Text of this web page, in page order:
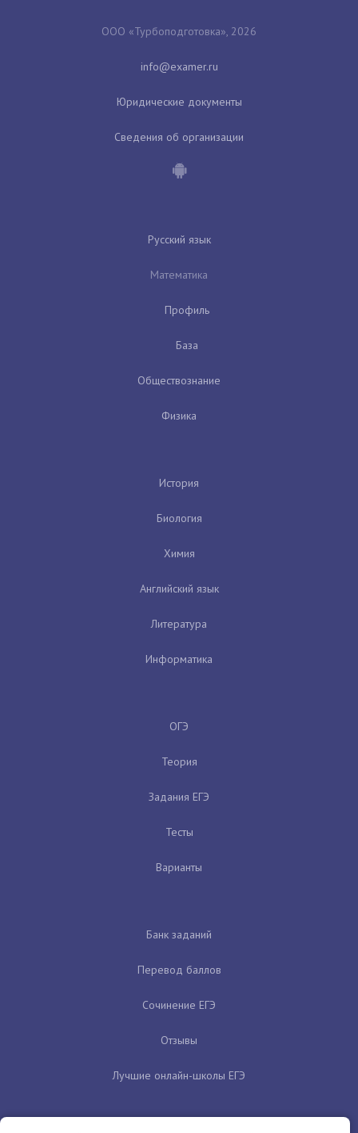
ООО «Турбоподготовка», 2026
Юридические документы
Сведения об организации
Русский язык
Математика
Профиль
База
Обществознание
Физика
История
Биология
Химия
Английский язык
Литература
Информатика
ОГЭ
Теория
Задания ЕГЭ
Тесты
Варианты
Банк заданий
Перевод баллов
Сочинение ЕГЭ
Отзывы
Лучшие онлайн-школы ЕГЭ